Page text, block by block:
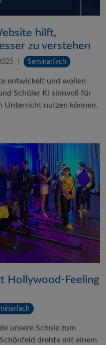
hilft,
zu verstehen
Seminarfach
entwickelt und wollen
Schüler KI sinnvoll für
Unterricht nutzen können.
Hollywood-Feeling
unsere Schule zum
drehte mit einem